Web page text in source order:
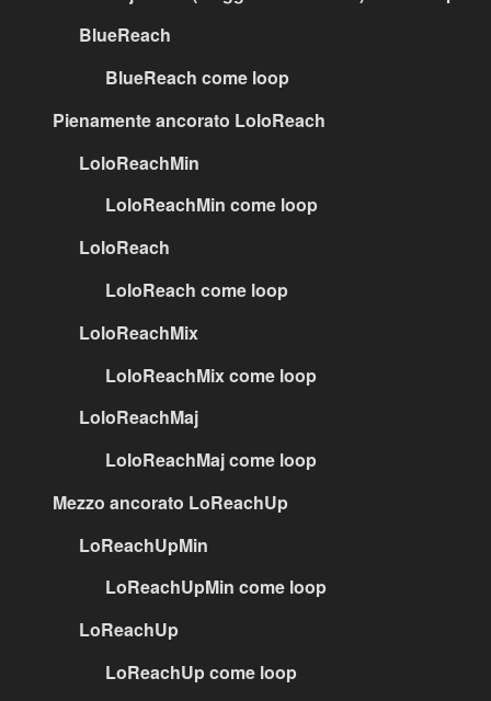
BlueReach
BlueReach come loop
Pienamente ancorato LoloReach
LoloReachMin
LoloReachMin come loop
LoloReach
LoloReach come loop
LoloReachMix
LoloReachMix come loop
LoloReachMaj
LoloReachMaj come loop
Mezzo ancorato LoReachUp
LoReachUpMin
LoReachUpMin come loop
LoReachUp
LoReachUp come loop